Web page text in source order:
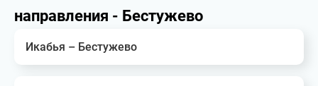
направления - Бестужево
Икабья – Бестужево